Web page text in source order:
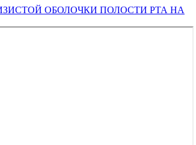
ОБОЛОЧКИ ПОЛОСТИ РТА НА